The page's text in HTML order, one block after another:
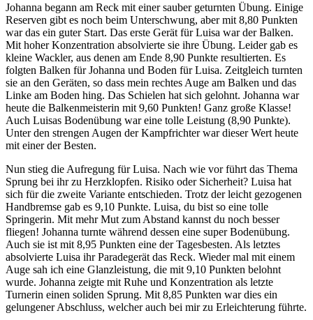
Johanna begann am Reck mit einer sauber geturnten Übung. Einige
Reserven gibt es noch beim Unterschwung, aber mit 8,80 Punkten
war das ein guter Start. Das erste Gerät für Luisa war der Balken.
Mit hoher Konzentration absolvierte sie ihre Übung. Leider gab es
kleine Wackler, aus denen am Ende 8,90 Punkte resultierten. Es
folgten Balken für Johanna und Boden für Luisa. Zeitgleich turnten
sie an den Geräten, so dass mein rechtes Auge am Balken und das
Linke am Boden hing. Das Schielen hat sich gelohnt. Johanna war
heute die Balkenmeisterin mit 9,60 Punkten! Ganz große Klasse!
Auch Luisas Bodenübung war eine tolle Leistung (8,90 Punkte).
Unter den strengen Augen der Kampfrichter war dieser Wert heute
mit einer der Besten.
Nun stieg die Aufregung für Luisa. Nach wie vor führt das Thema
Sprung bei ihr zu Herzklopfen. Risiko oder Sicherheit? Luisa hat
sich für die zweite Variante entschieden. Trotz der leicht gezogenen
Handbremse gab es 9,10 Punkte. Luisa, du bist so eine tolle
Springerin. Mit mehr Mut zum Abstand kannst du noch besser
fliegen! Johanna turnte während dessen eine super Bodenübung.
Auch sie ist mit 8,95 Punkten eine der Tagesbesten. Als letztes
absolvierte Luisa ihr Paradegerät das Reck. Wieder mal mit einem
Auge sah ich eine Glanzleistung, die mit 9,10 Punkten belohnt
wurde. Johanna zeigte mit Ruhe und Konzentration als letzte
Turnerin einen soliden Sprung. Mit 8,85 Punkten war dies ein
gelungener Abschluss, welcher auch bei mir zu Erleichterung führte.